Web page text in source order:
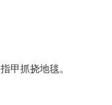
抓挠地毯。